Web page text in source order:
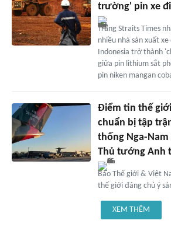
trường' pin xe
Trang Straits Times
nhiều nhà sản xuất xe
Indonesia trở thành
giữa pin lithium sắt
pin niken mangan
Điểm tin thế
chuẩn bị tập
thống Nga-
Thủ tướng Anh
Báo Thế giới & Việt
thế giới đáng chú ý
XEM THÊM